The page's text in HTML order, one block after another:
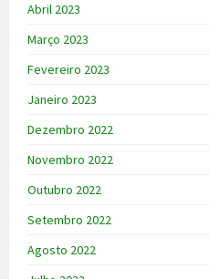
Abril 2023
Março 2023
Fevereiro 2023
Janeiro 2023
Dezembro 2022
Novembro 2022
Outubro 2022
Setembro 2022
Agosto 2022